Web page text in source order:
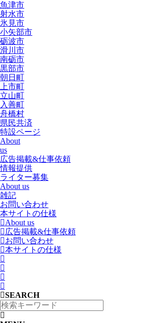
魚津市
射水市
氷見市
小矢部市
砺波市
滑川市
南砺市
黒部市
朝日町
上市町
立山町
入善町
舟橋村
県民共済
特設ページ
About
us
広告掲載&仕事依頼
情報提供
ライター募集
About us
雑記
お問い合わせ
本サイトの仕様
About us
広告掲載&仕事依頼
お問い合わせ
本サイトの仕様
SEARCH